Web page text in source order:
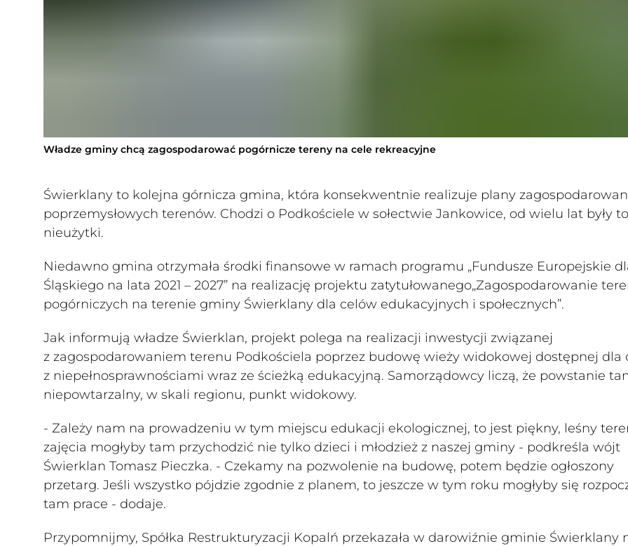
Władze gminy chcą zagospodarować pogórnicze tereny na cele rekreacyjne
Świerklany to kolejna górnicza gmina, która konsekwentnie realizuje plany
poprzemysłowych terenów. Chodzi o Podkościele w sołectwie Jankowice, od wielu lat były to
nieużytki.
Niedawno gmina otrzymała środki finansowe w ramach programu „Fundusze Europejskie
Śląskiego na lata 2021 – 2027” na realizację projektu zatytułowanego„Zagospodarowanie
pogórniczych na terenie gminy Świerklany dla celów edukacyjnych i społecznych”.
Jak informują władze Świerklan, projekt polega na realizacji inwestycji związanej
z zagospodarowaniem terenu Podkościela poprzez budowę wieży widokowej dostępnej dla
z niepełnosprawnościami wraz ze ścieżką edukacyjną. Samorządowcy liczą, że powstanie
niepowtarzalny, w skali regionu, punkt widokowy.
- Zależy nam na prowadzeniu w tym miejscu edukacji ekologicznej, to jest piękny, leśny
zajęcia mogłyby tam przychodzić nie tylko dzieci i młodzież z naszej gminy - podkreśla wójt
Świerklan Tomasz Pieczka. - Czekamy na pozwolenie na budowę, potem będzie ogłoszony
przetarg. Jeśli wszystko pójdzie zgodnie z planem, to jeszcze w tym roku mogłyby się
tam prace - dodaje.
Przypomnijmy, Spółka Restrukturyzacji Kopalń przekazała w darowiźnie gminie Świerklany